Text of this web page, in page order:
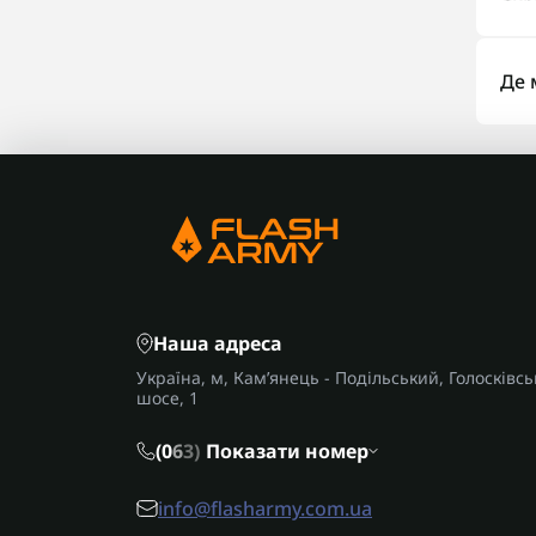
Де
Наша адреса
Україна, м, Кам’янець - Подільський,
шосе, 1
(063) Показати номер
info@flasharmy.com.ua